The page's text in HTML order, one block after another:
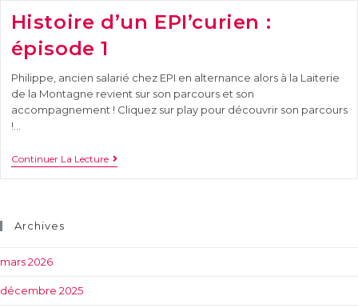
Histoire d’un EPI’curien :
épisode 1
Philippe, ancien salarié chez EPI en alternance alors à la Laiterie
de la Montagne revient sur son parcours et son
accompagnement ! Cliquez sur play pour découvrir son parcours
!…
Continuer La Lecture
Archives
mars 2026
décembre 2025